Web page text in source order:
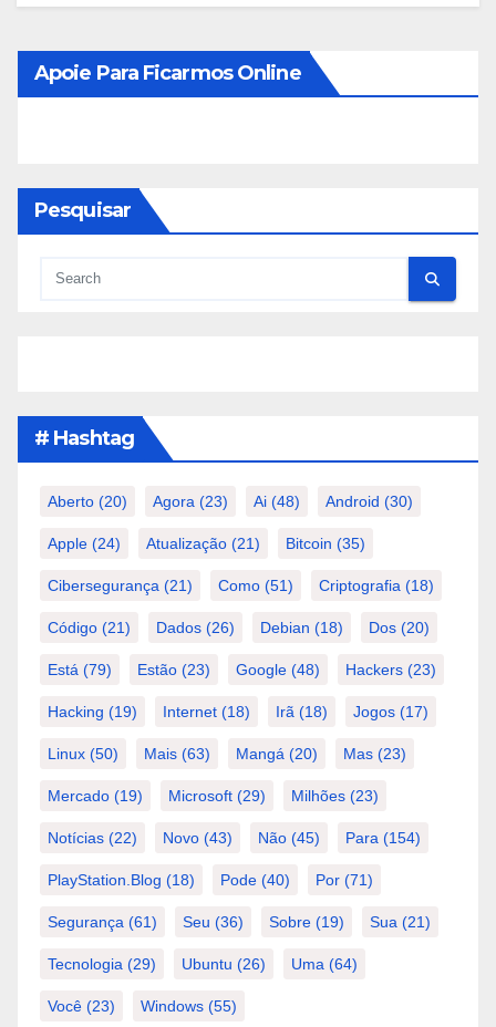
Apoie Para Ficarmos Online
Pesquisar
# Hashtag
Aberto (20) Agora (23) Ai (48) Android (30)
Apple (24) Atualização (21) Bitcoin (35)
Cibersegurança (21) Como (51) Criptografia (18)
Código (21) Dados (26) Debian (18) Dos (20)
Está (79) Estão (23) Google (48) Hackers (23)
Hacking (19) Internet (18) Irã (18) Jogos (17)
Linux (50) Mais (63) Mangá (20) Mas (23)
Mercado (19) Microsoft (29) Milhões (23)
Notícias (22) Novo (43) Não (45) Para (154)
PlayStation.Blog (18) Pode (40) Por (71)
Segurança (61) Seu (36) Sobre (19) Sua (21)
Tecnologia (29) Ubuntu (26) Uma (64)
Você (23) Windows (55)